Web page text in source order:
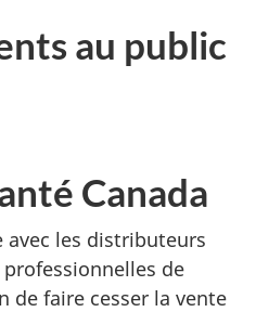
au public
Canada
avec les distributeurs
de
de faire cesser la vente